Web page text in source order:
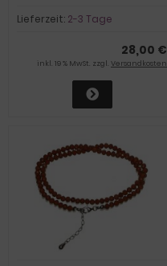
Lieferzeit: 2-3 Tage
28,00 €
inkl. 19 % MwSt. zzgl. Versandkosten